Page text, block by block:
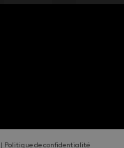
Politique de confidentialité